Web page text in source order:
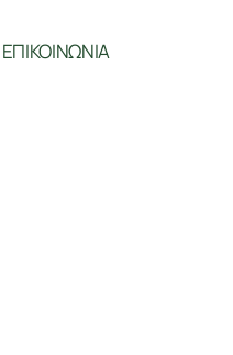
ΕΠΙΚΟΙΝΩΝΙΑ